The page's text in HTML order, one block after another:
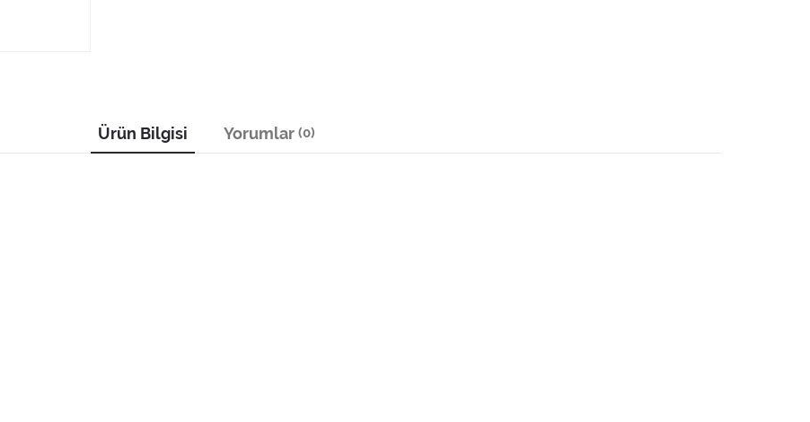
Ürün Bilgisi Yorumlar (0)